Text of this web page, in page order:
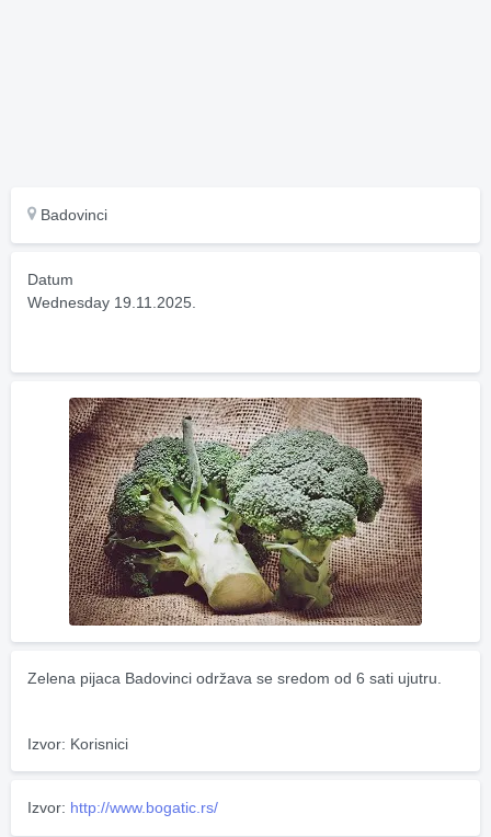
Badovinci
Datum
Wednesday 19.11.2025.
Zelena pijaca Badovinci održava se sredom od 6 sati ujutru.
Izvor: Korisnici
Izvor: http://www.bogatic.rs/